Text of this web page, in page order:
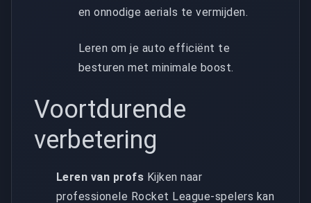
en onnodige aerials te vermijden.
Leren om je auto efficiënt te
besturen met minimale boost.
Voortdurende
verbetering
Leren van profs Kijken naar
professionele Rocket League-spelers kan